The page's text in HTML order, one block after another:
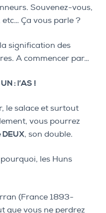
Souvenez-vous,
etc… Ça vous parle ?
signification des
A commencer par…
: l’AS !
le salace et surtout
vous pourrez
DEUX, son double.
les Huns
(France 1893-
que vous ne perdrez